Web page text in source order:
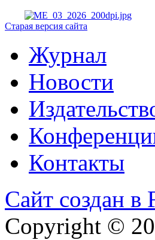
Старая версия сайта
Журнал
Новости
Контакты
Сайт создан в
Copyright ©